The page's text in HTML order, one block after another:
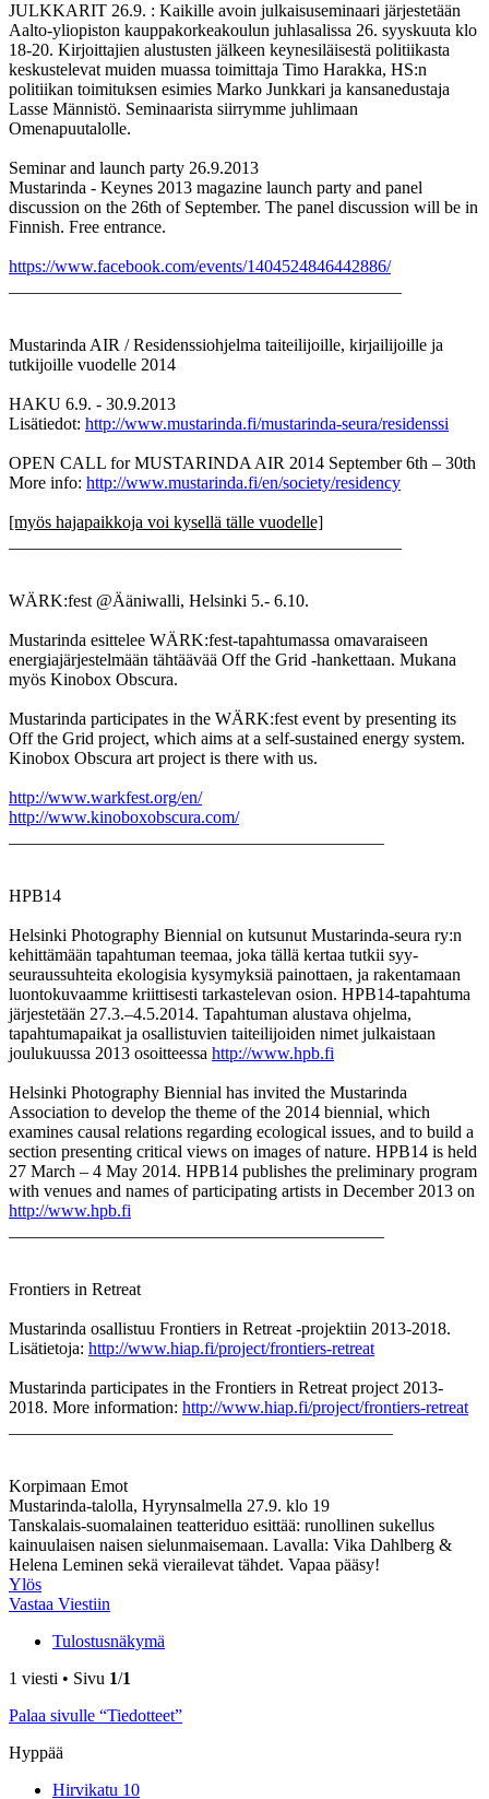
JULKKARIT 26.9. : Kaikille avoin julkaisuseminaari järjestetään
Aalto-yliopiston kauppakorkeakoulun juhlasalissa 26. syyskuuta klo
18-20. Kirjoittajien alustusten jälkeen keynesiläisestä politiikasta
keskustelevat muiden muassa toimittaja Timo Harakka, HS:n
politiikan toimituksen esimies Marko Junkkari ja kansanedustaja
Lasse Männistö. Seminaarista siirrymme juhlimaan
Omenapuutalolle.
Seminar and launch party 26.9.2013
Mustarinda - Keynes 2013 magazine launch party and panel
discussion on the 26th of September. The panel discussion will be in
Finnish. Free entrance.
https://www.facebook.com/events/1404524846442886/
Mustarinda AIR / Residenssiohjelma taiteilijoille, kirjailijoille ja
tutkijoille vuodelle 2014
HAKU 6.9. - 30.9.2013
Lisätiedot: http://www.mustarinda.fi/mustarinda-seura/residenssi
OPEN CALL for MUSTARINDA AIR 2014 September 6th – 30th
More info: http://www.mustarinda.fi/en/society/residency
[myös hajapaikkoja voi kysellä tälle vuodelle]
WÄRK:fest @Ääniwalli, Helsinki 5.- 6.10.
Mustarinda esittelee WÄRK:fest-tapahtumassa omavaraiseen
energiajärjestelmään tähtäävää Off the Grid -hankettaan. Mukana
myös Kinobox Obscura.
Mustarinda participates in the WÄRK:fest event by presenting its
Off the Grid project, which aims at a self-sustained energy system.
Kinobox Obscura art project is there with us.
http://www.warkfest.org/en/
http://www.kinoboxobscura.com/
HPB14
Helsinki Photography Biennial on kutsunut Mustarinda-seura ry:n
kehittämään tapahtuman teemaa, joka tällä kertaa tutkii syy-
seuraussuhteita ekologisia kysymyksiä painottaen, ja rakentamaan
luontokuvaamme kriittisesti tarkastelevan osion. HPB14-tapahtuma
järjestetään 27.3.–4.5.2014. Tapahtuman alustava ohjelma,
tapahtumapaikat ja osallistuvien taiteilijoiden nimet julkaistaan
joulukuussa 2013 osoitteessa http://www.hpb.fi
Helsinki Photography Biennial has invited the Mustarinda
Association to develop the theme of the 2014 biennial, which
examines causal relations regarding ecological issues, and to build a
section presenting critical views on images of nature. HPB14 is held
27 March – 4 May 2014. HPB14 publishes the preliminary program
with venues and names of participating artists in December 2013 on
http://www.hpb.fi
Frontiers in Retreat
Mustarinda osallistuu Frontiers in Retreat -projektiin 2013-2018.
Lisätietoja: http://www.hiap.fi/project/frontiers-retreat
Mustarinda participates in the Frontiers in Retreat project 2013-
2018. More information: http://www.hiap.fi/project/frontiers-retreat
Korpimaan Emot
Mustarinda-talolla, Hyrynsalmella 27.9. klo 19
Tanskalais-suomalainen teatteriduo esittää: runollinen sukellus
kainuulaisen naisen sielunmaisemaan. Lavalla: Vika Dahlberg &
Helena Leminen sekä vierailevat tähdet. Vapaa pääsy!
Ylös
Vastaa Viestiin
Tulostusnäkymä
1 viesti • Sivu 1/1
Palaa sivulle “Tiedotteet”
Hyppää
Hirvikatu 10